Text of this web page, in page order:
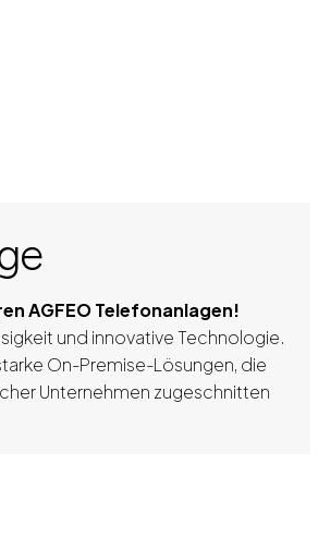
AGFEO Telefonanlagen!
und innovative Technologie.
On-Premise-Lösungen, die
Unternehmen zugeschnitten